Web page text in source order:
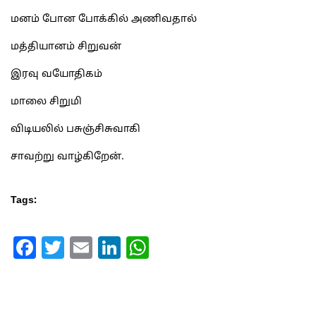
மனம் போன போக்கில் அணிவதால்
மத்தியானம் சிறுவன்
இரவு வயோதிகம்
மாலை சிறுமி
விடியலில் பசுஞ்சிசுவாகி
சாவற்று வாழ்கிறேன்.
Tags:
Facebook
Twitter
EmailLinkedIn